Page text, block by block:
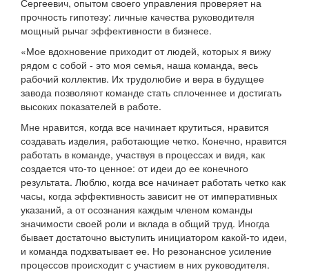
Сергеевич, опытом своего управления проверяет на
прочность гипотезу: личные качества руководителя
мощный рычаг эффективности в бизнесе.
«Мое вдохновение приходит от людей, которых я вижу
рядом с собой - это моя семья, наша команда, весь
рабочий коллектив. Их трудолюбие и вера в будущее
завода позволяют команде стать сплоченнее и достигать
высоких показателей в работе.
Мне нравится, когда все начинает крутиться, нравится
создавать изделия, работающие четко. Конечно, нравится
работать в команде, участвуя в процессах и видя, как
создается что-то ценное: от идеи до ее конечного
результата. Люблю, когда все начинает работать четко как
часы, когда эффективность зависит не от императивных
указаний, а от осознания каждым членом команды
значимости своей роли и вклада в общий труд. Иногда
бывает достаточно выступить инициатором какой-то идеи,
и команда подхватывает ее. Но резонансное усиление
процессов происходит с участием в них руководителя.